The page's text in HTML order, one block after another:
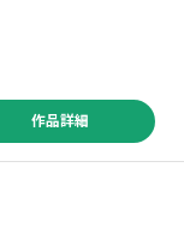
作品詳細